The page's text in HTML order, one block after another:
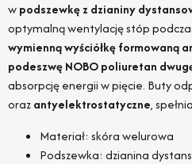
wpodszewkę z dzianiny
optymalną wentylację stóp
wymienną wyściółkę formowaną
podeszwę NOBO poliuretan
absorpcję energii w pięcie. Buty
orazantyelektrostatyczne,
Materiał: skóra welurowa
Podszewka: dzianina